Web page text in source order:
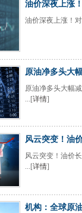
油价深夜上涨
油价深夜上涨！
原油净多头大
原油净多头大幅
...[详情]
风云突变！油
风云突变！油价
...[详情]
机构：全球原